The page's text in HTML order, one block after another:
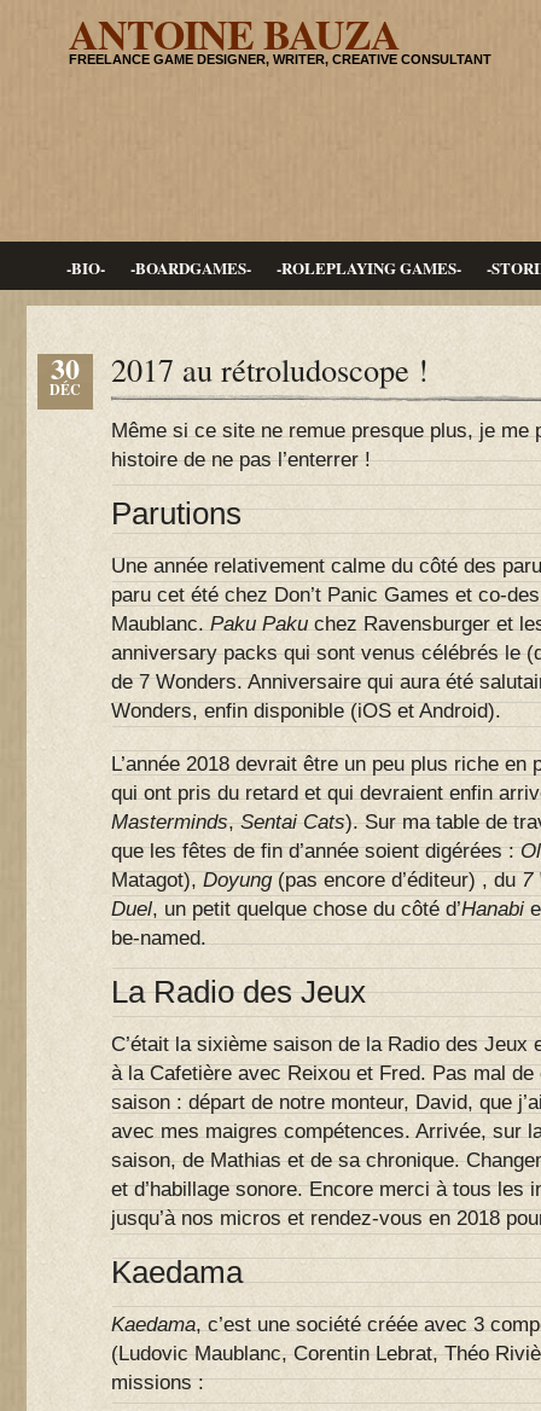
ANTOINE BAUZA
FREELANCE GAME DESIGNER, WRITER, CREATIVE CONSULTANT
-BIO- -BOARDGAMES- -ROLEPLAYING GAMES- -
30
DÉC 2017 au rétroludoscope !
Même si ce site ne remue presque plus, je me
histoire de ne pas l’enterrer !
Parutions
Une année relativement calme du côté des
paru cet été chez Don’t Panic Games et co-
Maublanc.Paku Pakuchez Ravensburger et
anniversary packs qui sont venus célébrés le
de 7 Wonders. Anniversaire qui aura été
Wonders, enfin disponible (iOS et Android).
L’année 2018 devrait être un peu plus riche
qui ont pris du retard et qui devraient enfin
Masterminds,Sentai Cats). Sur ma table de
que les fêtes de fin d’année soient digérées :
Matagot),Doyung(pas encore d’éditeur) , du7
Duel, un petit quelque chose du côté d’Hanabi
be-named.
La Radio des Jeux
C’était la sixième saison de la Radio des Jeux
à la Cafetière avec Reixou et Fred. Pas mal
saison : départ de notre monteur, David, que
avec mes maigres compétences. Arrivée, sur
saison, de Mathias et de sa chronique.
et d’habillage sonore. Encore merci à tous les
jusqu’à nos micros et rendez-vous en 2018
Kaedama
Kaedama, c’est une société créée avec 3
(Ludovic Maublanc, Corentin Lebrat, Théo
missions :